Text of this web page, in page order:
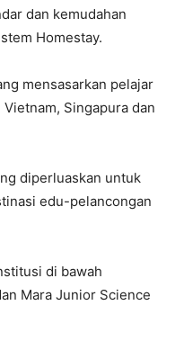
dan kemudahan
Homestay.
mensasarkan pelajar
Singapura dan
diperluaskan untuk
edu-pelancongan
di bawah
Mara Junior Science